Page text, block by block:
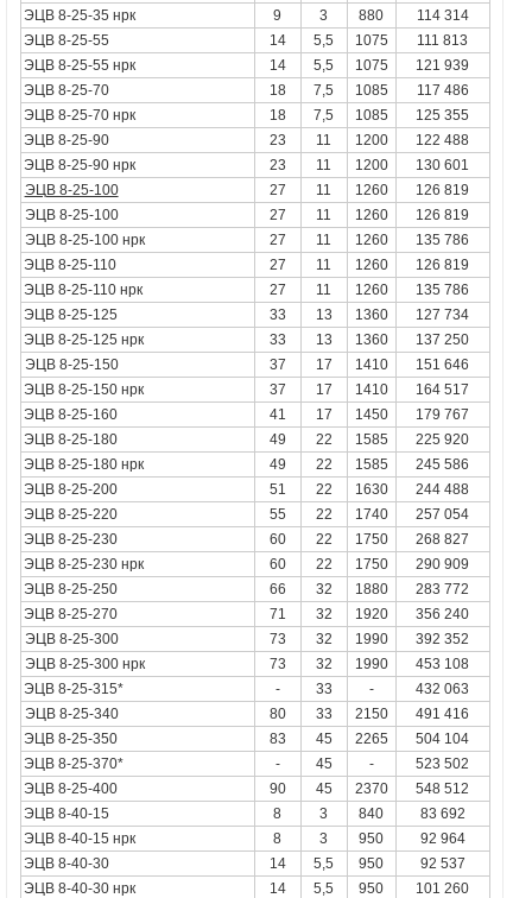
ЭЦВ 8-25-35 нрк
9 3 880
114 314
ЭЦВ 8-25-55
14 5,5 1075
111 813
ЭЦВ 8-25-55 нрк
14 5,5 1075
121 939
ЭЦВ 8-25-70
18 7,5 1085
117 486
ЭЦВ 8-25-70 нрк
18 7,5 1085
125 355
ЭЦВ 8-25-90
23 11 1200
122 488
ЭЦВ 8-25-90 нрк
23 11 1200
130 601
ЭЦВ 8-25-100
27 11 1260
126 819
ЭЦВ 8-25-100
27 11 1260
126 819
ЭЦВ 8-25-100нрк 27 11 1260
135 786
ЭЦВ 8-25-110
27 11 1260
126 819
ЭЦВ 8-25-110 нрк
27 11 1260
135 786
ЭЦВ 8-25-125
33 13 1360
127 734
ЭЦВ 8-25-125 нрк
33 13 1360
137 250
ЭЦВ 8-25-150
37 17 1410
151 646
ЭЦВ 8-25-150 нрк
37 17 1410
164 517
ЭЦВ 8-25-160
41 17 1450
179 767
ЭЦВ 8-25-180
49 22 1585
225 920
ЭЦВ 8-25-180 нрк
49 22 1585
245 586
ЭЦВ 8-25-200
51 22 1630
244 488
ЭЦВ 8-25-220
55 22 1740
257 054
ЭЦВ 8-25-230
60 22 1750
268 827
ЭЦВ 8-25-230 нрк
60 22 1750
290 909
ЭЦВ 8-25-250
66 32 1880
283 772
ЭЦВ 8-25-270
71 32 1920
356 240
ЭЦВ 8-25-300
73 32 1990
392 352
ЭЦВ 8-25-300нрк 73 32 1990
453 108
ЭЦВ 8-25-315*
- 33 -
432 063
ЭЦВ 8-25-340
80 33 2150
491 416
ЭЦВ 8-25-350
83 45 2265
504 104
ЭЦВ 8-25-370*
- 45 -
523 502
ЭЦВ 8-25-400
90 45 2370
548 512
ЭЦВ 8-40-15
8 3 840
83 692
ЭЦВ 8-40-15 нрк
8 3 950
92 964
ЭЦВ 8-40-30
14 5,5 950
92 537
ЭЦВ 8-40-30 нрк
14 5,5 950
101 260